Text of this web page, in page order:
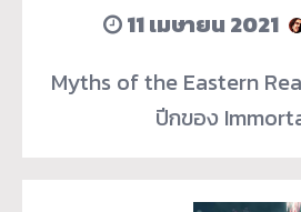
11 เมษายน 2021
Myths of the Eastern
ปีกของ